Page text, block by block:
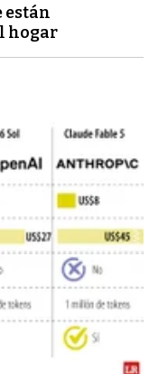
están
hogar